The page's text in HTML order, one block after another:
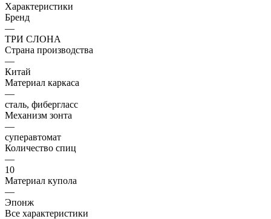
Характеристики
Бренд
—
ТРИ СЛОНА
Страна производства
—
Китай
Материал каркаса
—
сталь, фибергласс
Механизм зонта
—
суперавтомат
Количество спиц
—
10
Материал купола
—
Эпонж
Все характеристики